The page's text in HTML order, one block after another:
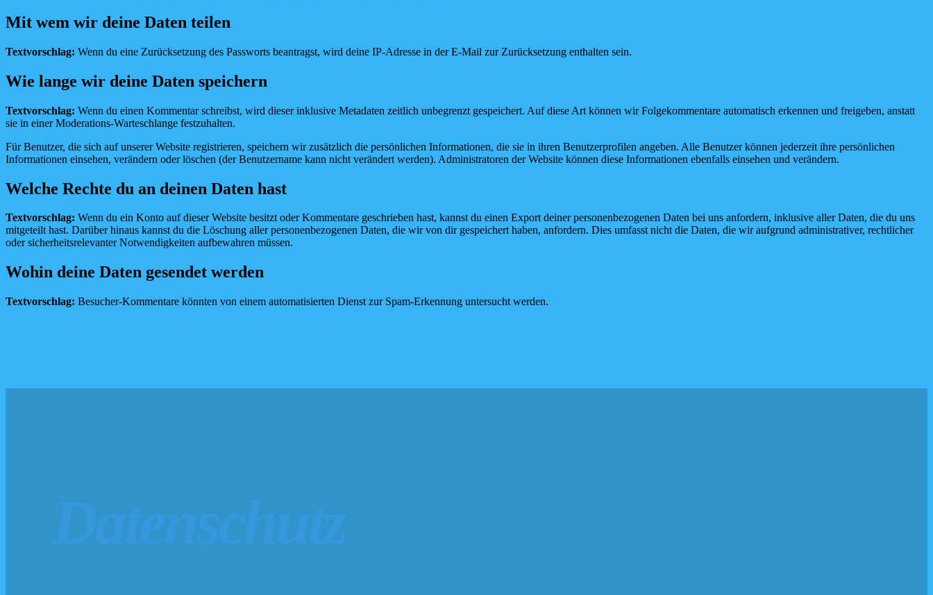
Mit wem wir deine Daten teilen
Textvorschlag: Wenn du eine Zurücksetzung des Passworts beantragst, wird deine IP-Adresse in der E-Mail zur Zurücksetzung enthalten sein.
Wie lange wir deine Daten speichern
Textvorschlag: Wenn du einen Kommentar schreibst, wird dieser inklusive Metadaten zeitlich unbegrenzt gespeichert. Auf diese Art können wir Folgekommentare automatisch erkennen und freigeben, anstatt
sie in einer Moderations-Warteschlange festzuhalten.
Für Benutzer, die sich auf unserer Website registrieren, speichern wir zusätzlich die persönlichen Informationen, die sie in ihren Benutzerprofilen angeben. Alle Benutzer können jederzeit ihre persönlichen
Informationen einsehen, verändern oder löschen (der Benutzername kann nicht verändert werden). Administratoren der Website können diese Informationen ebenfalls einsehen und verändern.
Welche Rechte du an deinen Daten hast
Textvorschlag: Wenn du ein Konto auf dieser Website besitzt oder Kommentare geschrieben hast, kannst du einen Export deiner personenbezogenen Daten bei uns anfordern, inklusive aller Daten, die du uns
mitgeteilt hast. Darüber hinaus kannst du die Löschung aller personenbezogenen Daten, die wir von dir gespeichert haben, anfordern. Dies umfasst nicht die Daten, die wir aufgrund administrativer, rechtlicher
oder sicherheitsrelevanter Notwendigkeiten aufbewahren müssen.
Wohin deine Daten gesendet werden
Textvorschlag: Besucher-Kommentare könnten von einem automatisierten Dienst zur Spam-Erkennung untersucht werden.